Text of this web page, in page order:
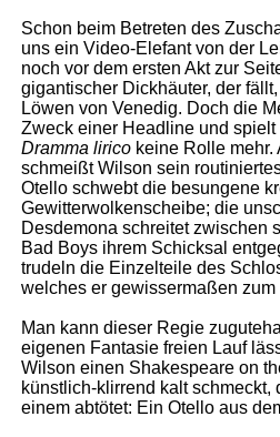
Schon beim Betreten des
uns ein Video-Elefant von der
noch vor dem ersten Akt zur
gigantischer Dickhäuter, der
Löwen von Venedig. Doch die
Zweck einer Headline und
Dramma liricokeine Rolle mehr.
schmeißt Wilson sein
Otello schwebt die besungene
Gewitterwolkenscheibe; die
Desdemona schreitet zwischen
Bad Boys ihrem Schicksal
trudeln die Einzelteile des
welches er gewissermaßen zum
Man kann dieser Regie
eigenen Fantasie freien Lauf
Wilson einen Shakespeare on
künstlich-klirrend kalt schmeckt,
einem abtötet: Ein Otello aus